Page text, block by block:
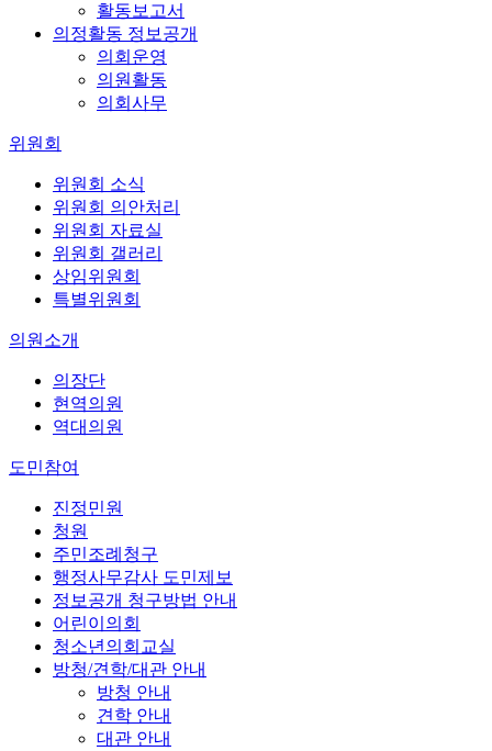
활동보고서
의정활동 정보공개
의회운영
의원활동
의회사무
위원회
위원회 소식
위원회 의안처리
위원회 자료실
위원회 갤러리
상임위원회
특별위원회
의원소개
의장단
현역의원
역대의원
도민참여
진정민원
청원
주민조례청구
행정사무감사 도민제보
정보공개 청구방법 안내
어린이의회
청소년의회교실
방청/견학/대관 안내
방청 안내
견학 안내
대관 안내